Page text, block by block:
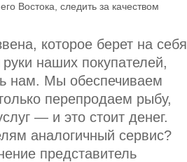
Востока, следить за качеством
которое берет на себя
наших покупателей,
нам. Мы обеспечиваем
перепродаем рыбу,
— и это стоит денег.
аналогичный сервис?
представитель